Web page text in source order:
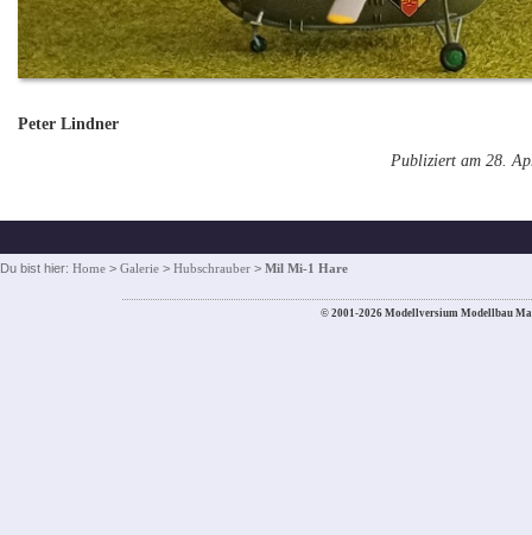
Peter Lindner
Publiziert am 28.
Du bist hier: Home > Galerie > Hubschrauber > Mil Mi-1 Hare
© 2001-2026 Modellversium Modellbau